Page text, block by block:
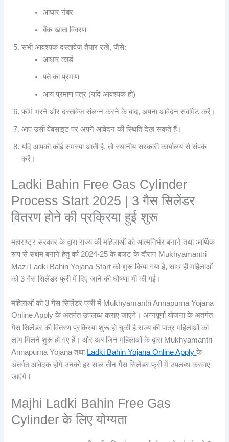
आधार नंबर
बैंक खाता विवरण
सभी आवश्यक दस्तावेज तैयार रखें, जैसे:
आधार कार्ड
पते का प्रमाण
आय प्रमाण पत्र (यदि आवश्यक हो)
फॉर्म भरने और दस्तावेज संलग्न करने के बाद, अपना आवेदन सबमिट करें।
आप उसी वेबसाइट पर अपने आवेदन की स्थिति देख सकते हैं।
यदि आपको कोई समस्या आती है, तो स्थानीय सरकारी कार्यालय से संपर्क
करें।
Ladki Bahin Free Gas Cylinder
Process Start 2025 | 3 गैस सिलेंडर
वितरण होने की प्रक्रिया हुई शुरू
महाराष्ट्र सरकार के द्वारा राज्य की महिलाओं को आत्मनिर्भर बनाने तथा आर्थिक
रूप से सक्षम बनाने हेतु वर्ष 2024-25 के बजट के दौरान Mukhyamantri
Mazi Ladki Bahin Yojana Start को शुरू किया गया है, साथ ही महिलाओं
को 3 गैस सिलेंडर फ्री में दिए जाने की घोषणा भी की गई।
महिलाओं को 3 गैस सिलेंडर फ्री में Mukhyamantri Annapurna Yojana
Online Apply के अंतर्गत उपलब्ध कराए जाएंगे। अन्नपूर्णा योजना के अंतर्गत
गैस सिलेंडर की वितरण प्रक्रिया शुरू हो चुकी है राज्य की पात्र महिलाओं को
लाभ मिलने शुरू हो गए हैं। और अब जिन महिलाओं के द्वारा Mukhyamantri
Annapurna Yojana तथा Ladki Bahin Yojana Online Applyके
अंतर्गत आवेदक होंगे उनको हर साल तीन गैस सिलेंडर फ्री में उपलब्ध करवाए
जाएंगे I
Majhi Ladki Bahin Free Gas
Cylinder के लिए योग्यता